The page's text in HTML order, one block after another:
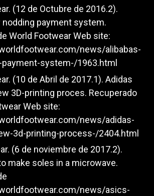
(12 de Octubre de 2016.2).
nodding payment system.
World Footwear Web site:
news/alibabas-
system-/1963.html
(10 de Abril de 2017.1). Adidas
3D-printing proces. Recuperado
Web site:
news/adidas-
3d-printing-process-/2404.html
(6 de noviembre de 2017.2).
make soles in a microwave.
news/asics-